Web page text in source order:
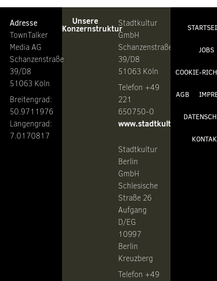
Adresse
TownTalker
Media AG
Schanzenstraße
39/D8
51063 Köln
Breitengrad:
50.9711976
Längengrad:
7.0170817
Unsere
Konzernstruktur
Stadtkultur
GmbH
Schanzenstraße
39/D8
51063 Köln
Telefon +49
221
650750-0
www.stadtkultur.de
Stadtkultur
Berlin
GmbH
Schlesische
Straße 26
Aufgang
D/EG
10997
Berlin
Kreuzberg
Telefon +49
JOBS
COOKIE-
AGB